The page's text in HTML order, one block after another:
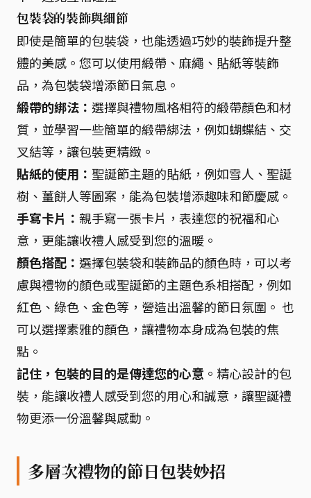
包裝袋的裝飾與細節
即使是簡單的包裝袋，也能透過巧妙的裝飾提升整
體的美感。您可以使用緞帶、麻繩、貼紙等裝飾
品，為包裝袋增添節日氣息。
緞帶的綁法： 選擇與禮物風格相符的緞帶顏色和材
質，並學習一些簡單的緞帶綁法，例如蝴蝶結、交
叉結等，讓包裝更精緻。
貼紙的使用： 聖誕節主題的貼紙，例如雪人、聖誕
樹、薑餅人等圖案，能為包裝增添趣味和節慶感。
手寫卡片： 親手寫一張卡片，表達您的祝福和心
意，更能讓收禮人感受到您的溫暖。
顏色搭配： 選擇包裝袋和裝飾品的顏色時，可以考
慮與禮物的顏色或聖誕節的主題色系相搭配，例如
紅色、綠色、金色等，營造出溫馨的節日氛圍。 也
可以選擇素雅的顏色，讓禮物本身成為包裝的焦
點。
記住，包裝的目的是傳達您的心意 。精心設計的包
裝，能讓收禮人感受到您的用心和誠意，讓聖誕禮
物更添一份溫馨與感動。
多層次禮物的節日包裝妙招